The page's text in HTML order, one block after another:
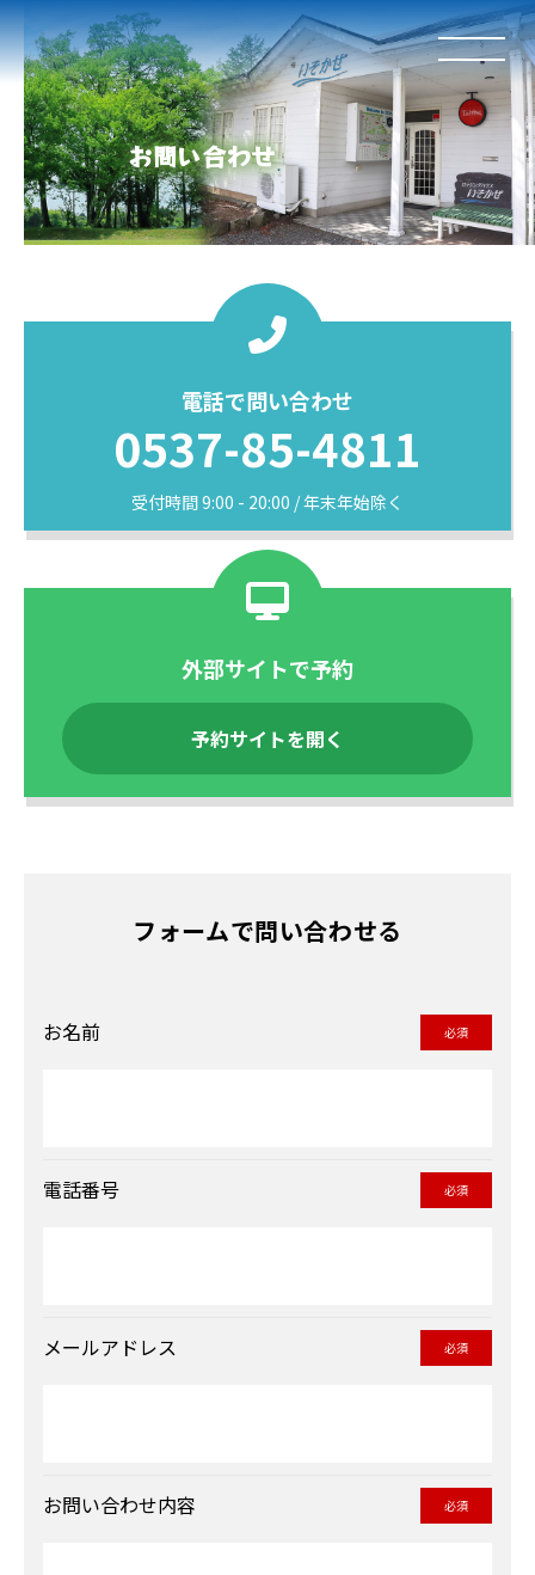
お問い合わせ
電話で問い合わせ
0537-85-4811
受付時間 9:00 - 20:00 / 年末年始除く
外部サイトで予約
予約サイトを開く
フォームで問い合わせる
お名前 必須
電話番号 必須
メールアドレス 必須
お問い合わせ内容 必須